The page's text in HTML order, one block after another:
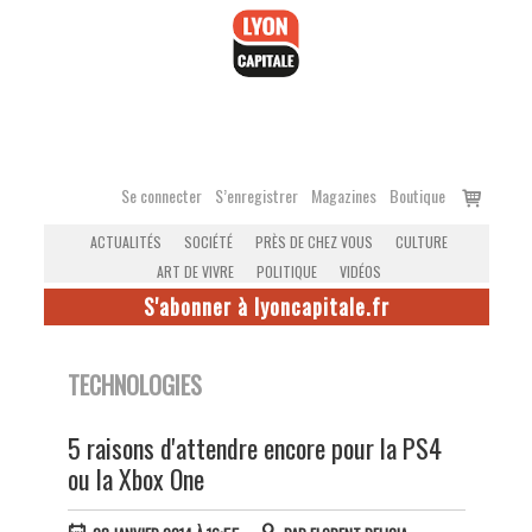
Se connecter S’enregistrer Magazines Boutique
Voir
ACTUALITÉS SOCIÉTÉ PRÈS DE CHEZ VOUS
CULTURE
ART DE VIVRE
POLITIQUE VIDÉOS
S'abonner à lyoncapitale.fr
TECHNOLOGIES
5 raisons d'attendre encore pour la PS4
ou la Xbox One